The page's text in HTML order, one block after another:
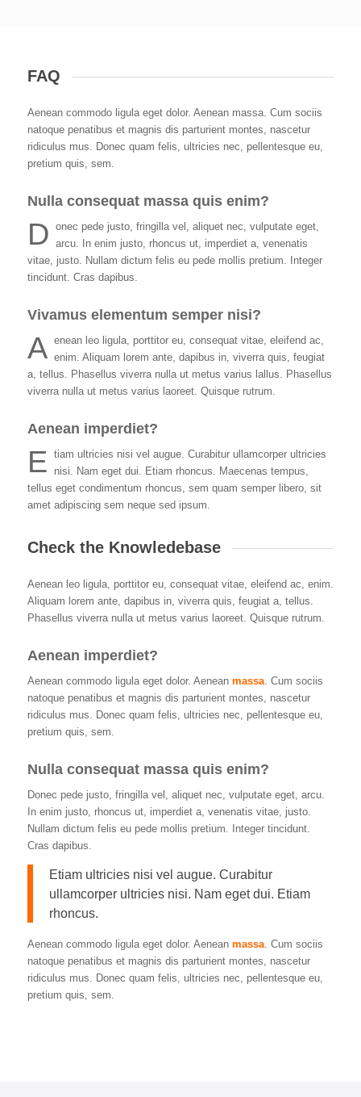
FAQ
Aenean commodo ligula eget dolor. Aenean massa. Cum sociis
natoque penatibus et magnis dis parturient montes, nascetur
ridiculus mus. Donec quam felis, ultricies nec, pellentesque eu,
pretium quis, sem.
Nulla consequat massa quis enim?
D onec pede justo, fringilla vel, aliquet nec, vulputate eget,
arcu. In enim justo, rhoncus ut, imperdiet a, venenatis
vitae, justo. Nullam dictum felis eu pede mollis pretium. Integer
tincidunt. Cras dapibus.
Vivamus elementum semper nisi?
A enean leo ligula, porttitor eu, consequat vitae, eleifend ac,
enim. Aliquam lorem ante, dapibus in, viverra quis, feugiat
a, tellus. Phasellus viverra nulla ut metus varius lallus. Phasellus
viverra nulla ut metus varius laoreet. Quisque rutrum.
Aenean imperdiet?
E tiam ultricies nisi vel augue. Curabitur ullamcorper ultricies
nisi. Nam eget dui. Etiam rhoncus. Maecenas tempus,
tellus eget condimentum rhoncus, sem quam semper libero, sit
amet adipiscing sem neque sed ipsum.
Check the Knowledebase
Aenean leo ligula, porttitor eu, consequat vitae, eleifend ac, enim.
Aliquam lorem ante, dapibus in, viverra quis, feugiat a, tellus.
Phasellus viverra nulla ut metus varius laoreet. Quisque rutrum.
Aenean imperdiet?
Aenean commodo ligula eget dolor. Aenean massa. Cum sociis
natoque penatibus et magnis dis parturient montes, nascetur
ridiculus mus. Donec quam felis, ultricies nec, pellentesque eu,
pretium quis, sem.
Nulla consequat massa quis enim?
Donec pede justo, fringilla vel, aliquet nec, vulputate eget, arcu.
In enim justo, rhoncus ut, imperdiet a, venenatis vitae, justo.
Nullam dictum felis eu pede mollis pretium. Integer tincidunt.
Cras dapibus.
Etiam ultricies nisi vel augue. Curabitur
ullamcorper ultricies nisi. Nam eget dui. Etiam
rhoncus.
Aenean commodo ligula eget dolor. Aenean massa. Cum sociis
natoque penatibus et magnis dis parturient montes, nascetur
ridiculus mus. Donec quam felis, ultricies nec, pellentesque eu,
pretium quis, sem.